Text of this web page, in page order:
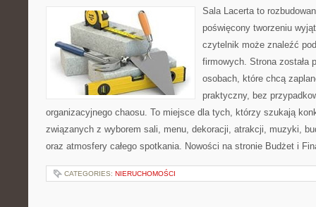
Sala Lacerta to
poświęcony tworzeniu
czytelnik może znaleźć
firmowych. Strona została
osobach, które chcą
praktyczny, bez
organizacyjnego chaosu. To miejsce dla tych, którzy szukają
związanych z wyborem sali, menu, dekoracji, atrakcji, muzyki,
oraz atmosfery całego spotkania. Nowości na stronie Budżet i
CATEGORIES: NIERUCHOMOŚCI